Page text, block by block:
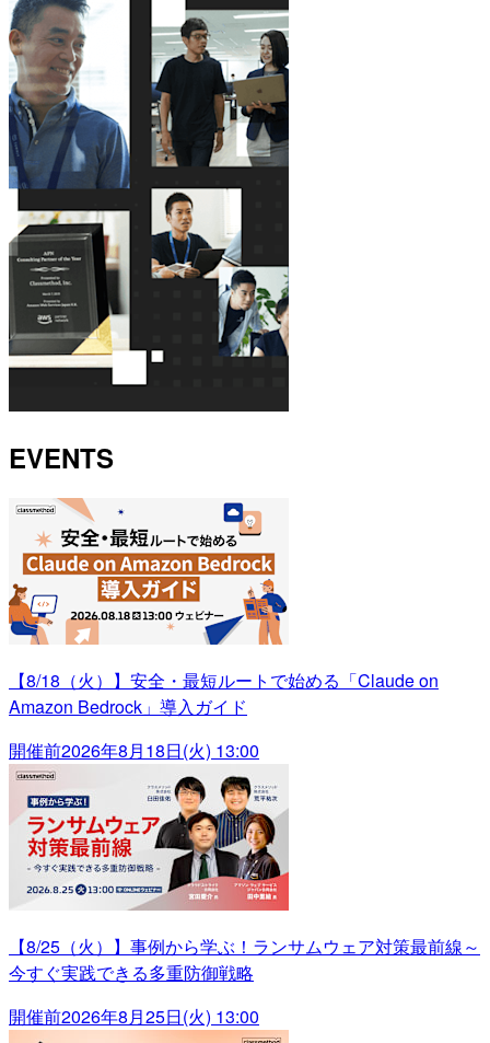
EVENTS
【8/18（火）】安全・最短ルートで始める「Claude on
Amazon Bedrock」導入ガイド
開催前2026年8月18日(火) 13:00
【8/25（火）】事例から学ぶ！ランサムウェア対策最前線～
今すぐ実践できる多重防御戦略
開催前2026年8月25日(火) 13:00